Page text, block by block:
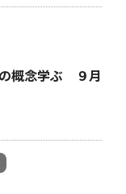
概念学ぶ ９月